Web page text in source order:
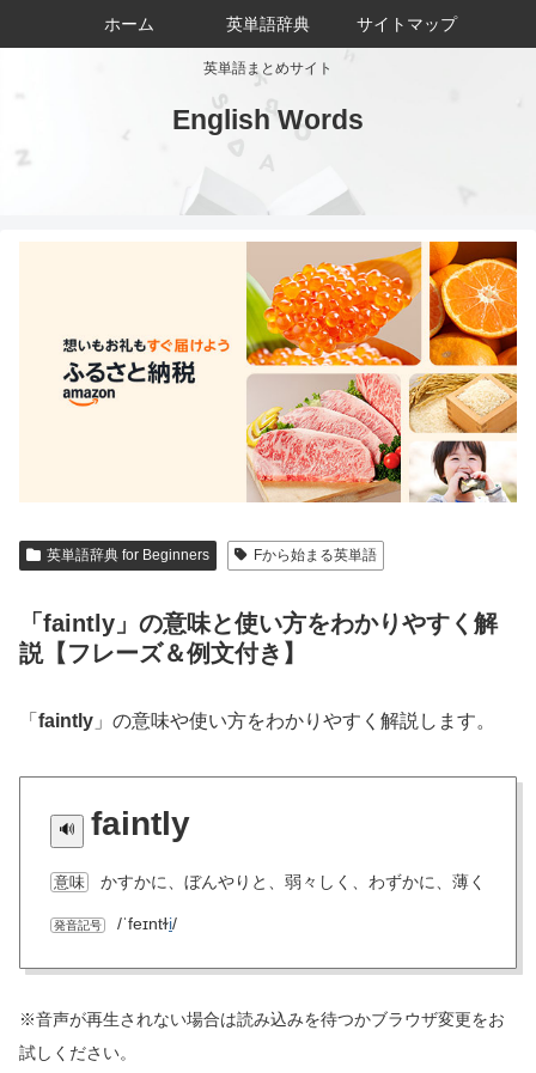
英単語まとめサイト
English Words
ホーム 英単語辞典 サイトマップ
英単語辞典 for Beginners Fから始まる英単語
「faintly」の意味と使い方をわかりやすく解
説【フレーズ＆例文付き】
「 faintly 」の意味や使い方をわかりやすく解説します。
faintly
意味 かすかに、ぼんやりと、弱々しく、わずかに、薄く
発音記号 /ˈfeɪntɫi/
※音声が再生されない場合は読み込みを待つかブラウザ変更をお
試しください。